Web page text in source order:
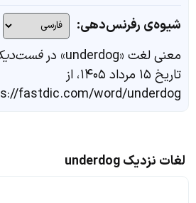
شیوه‌ی رفرنس‌دهی:
معنی لغت «underdog» در
تاریخ ۱۵ مرداد ۱۴۰۵، از
fastdic.com/word/underdog
لغات نزدیک underdog